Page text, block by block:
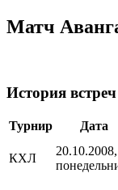
Матч
История
Турнир Дата
КХЛ
20.10.2008,